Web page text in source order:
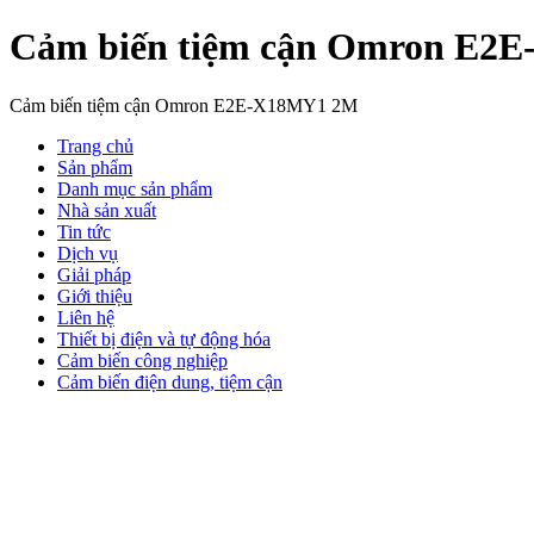
Cảm biến tiệm cận Omron
Cảm biến tiệm cận Omron E2E-X18MY1 2M
Trang chủ
Sản phẩm
Danh mục sản phẩm
Nhà sản xuất
Tin tức
Dịch vụ
Giải pháp
Giới thiệu
Liên hệ
Thiết bị điện và tự động hóa
Cảm biến công nghiệp
Cảm biến điện dung, tiệm cận